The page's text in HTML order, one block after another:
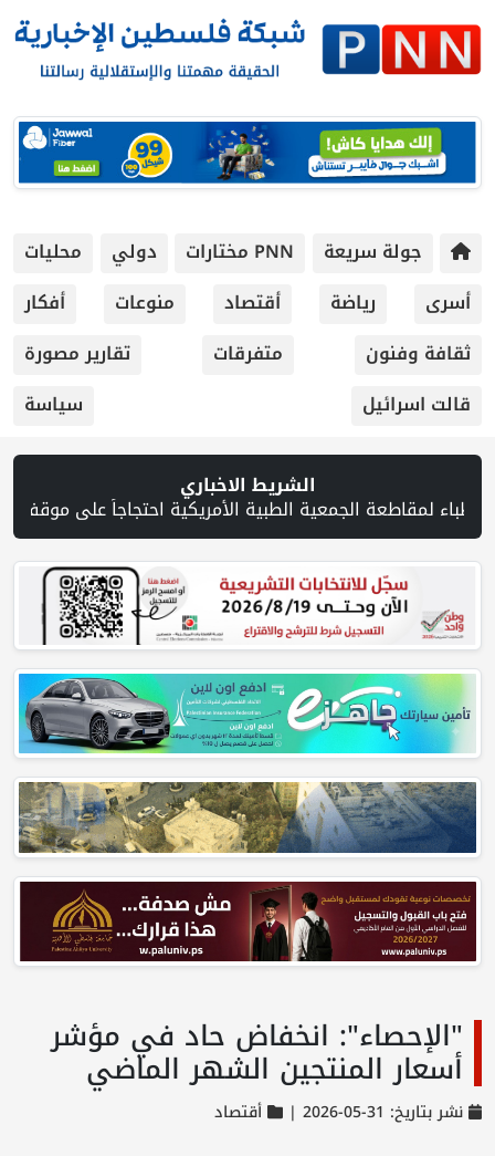
جولة سريعة PNN مختارات دولي
محليات
أسرى
رياضة أقتصاد منوعات
أفكار
ثقافة وفنون
متفرقات
تقارير مصورة
قالت اسرائيل
سياسة
الشريط الاخباري
الأمريكية احتجاجاً على موقفها من غزة | مفاوضات هرمز تتقدم
"الإحصاء": انخفاض حاد في مؤشر
أسعار المنتجين الشهر الماضي
نشر بتاريخ: 31-05-2026 | أقتصاد